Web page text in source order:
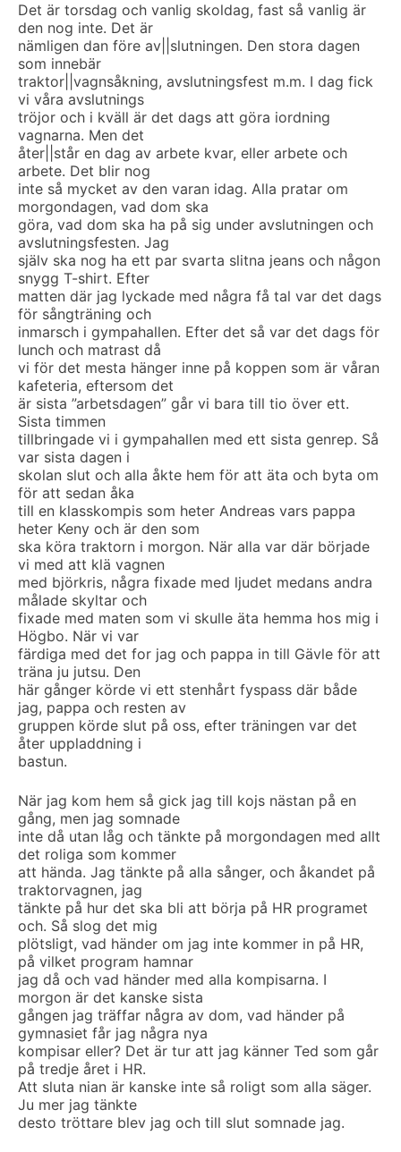
Det är torsdag och vanlig skoldag, fast så vanlig är
den nog inte. Det är
nämligen dan före av||slutningen. Den stora dagen
som innebär
traktor||vagnsåkning, avslutningsfest m.m. I dag fick
vi våra avslutnings
tröjor och i kväll är det dags att göra iordning
vagnarna. Men det
åter||står en dag av arbete kvar, eller arbete och
arbete. Det blir nog
inte så mycket av den varan idag. Alla pratar om
morgondagen, vad dom ska
göra, vad dom ska ha på sig under avslutningen och
avslutningsfesten. Jag
själv ska nog ha ett par svarta slitna jeans och någon
snygg T-shirt. Efter
matten där jag lyckade med några få tal var det dags
för sångträning och
inmarsch i gympahallen. Efter det så var det dags för
lunch och matrast då
vi för det mesta hänger inne på koppen som är våran
kafeteria, eftersom det
är sista ”arbetsdagen” går vi bara till tio över ett.
Sista timmen
tillbringade vi i gympahallen med ett sista genrep. Så
var sista dagen i
skolan slut och alla åkte hem för att äta och byta om
för att sedan åka
till en klasskompis som heter Andreas vars pappa
heter Keny och är den som
ska köra traktorn i morgon. När alla var där började
vi med att klä vagnen
med björkris, några fixade med ljudet medans andra
målade skyltar och
fixade med maten som vi skulle äta hemma hos mig i
Högbo. När vi var
färdiga med det for jag och pappa in till Gävle för att
träna ju jutsu. Den
här gånger körde vi ett stenhårt fyspass där både
jag, pappa och resten av
gruppen körde slut på oss, efter träningen var det
åter uppladdning i
bastun.
När jag kom hem så gick jag till kojs nästan på en
gång, men jag somnade
inte då utan låg och tänkte på morgondagen med allt
det roliga som kommer
att hända. Jag tänkte på alla sånger, och åkandet på
traktorvagnen, jag
tänkte på hur det ska bli att börja på HR programet
och. Så slog det mig
plötsligt, vad händer om jag inte kommer in på HR,
på vilket program hamnar
jag då och vad händer med alla kompisarna. I
morgon är det kanske sista
gången jag träffar några av dom, vad händer på
gymnasiet får jag några nya
kompisar eller? Det är tur att jag känner Ted som går
på tredje året i HR.
Att sluta nian är kanske inte så roligt som alla säger.
Ju mer jag tänkte
desto tröttare blev jag och till slut somnade jag.